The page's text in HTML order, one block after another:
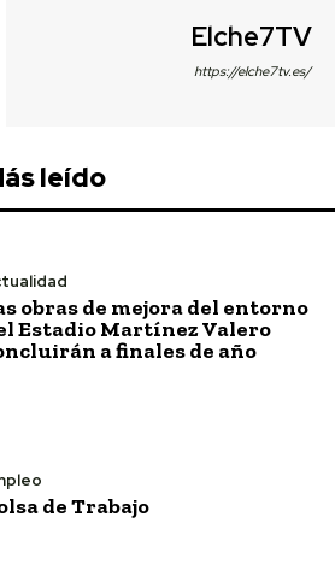
Elche7TV
https://elche7tv.es/
leído
obras de mejora del entorno
Estadio Martínez Valero
a finales de año
de Trabajo